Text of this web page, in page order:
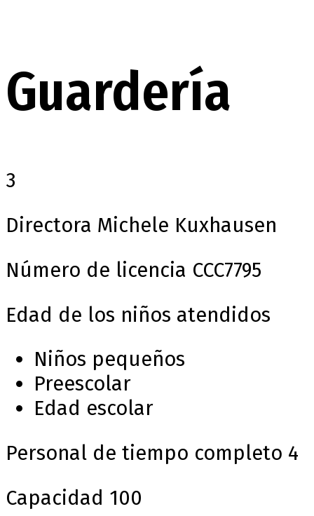
Guardería
3
Directora Michele Kuxhausen
Número de licencia CCC7795
Edad de los niños atendidos
Niños pequeños
Preescolar
Edad escolar
Personal de tiempo completo 4
Capacidad 100